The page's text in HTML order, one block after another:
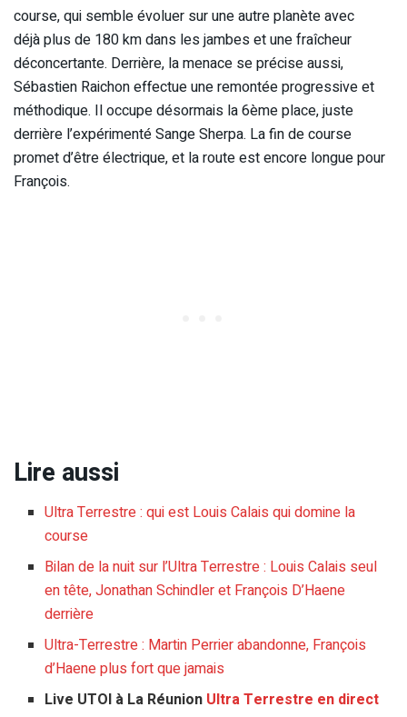
course, qui semble évoluer sur une autre planète avec
déjà plus de 180 km dans les jambes et une fraîcheur
déconcertante. Derrière, la menace se précise aussi,
Sébastien Raichon effectue une remontée progressive et
méthodique. Il occupe désormais la 6ème place, juste
derrière l’expérimenté Sange Sherpa. La fin de course
promet d’être électrique, et la route est encore longue pour
François.
Lire aussi
Ultra Terrestre : qui est Louis Calais qui domine la
course
Bilan de la nuit sur l’Ultra Terrestre : Louis Calais seul
en tête, Jonathan Schindler et François D’Haene
derrière
Ultra-Terrestre : Martin Perrier abandonne, François
d’Haene plus fort que jamais
Live UTOI à La Réunion Ultra Terrestre en direct